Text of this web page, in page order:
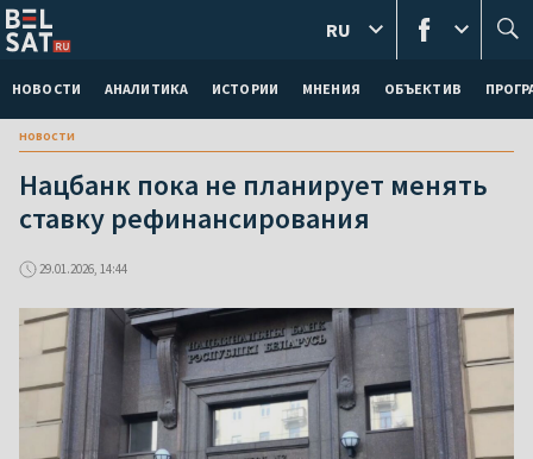
НОВОСТИ АНАЛИТИКА ИСТОРИИ МНЕНИЯ ОБЪЕКТИВ
RU
новости
Нацбанк пока не планирует менять
ставку рефинансирования
29.01.2026, 14:44